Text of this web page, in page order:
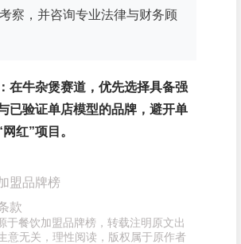
察，并咨询专业法律与财务顾
在牛杂煲赛道，优先选择具备强
已验证单店模型的品牌，避开单
红”项目。
盟品牌榜
款
于餐饮加盟品牌榜，转载注明原文出
意无关，理性阅读，版权属于原作者